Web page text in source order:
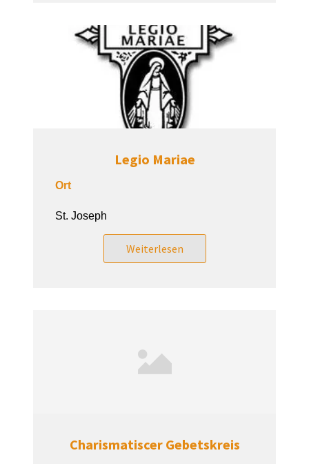
Legio Mariae
Ort
St. Joseph
Weiterlesen
Charismatiscer Gebetskreis